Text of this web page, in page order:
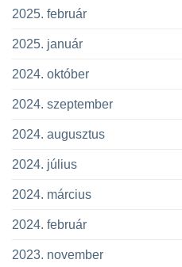
2025. február
2025. január
2024. október
2024. szeptember
2024. augusztus
2024. július
2024. március
2024. február
2023. november